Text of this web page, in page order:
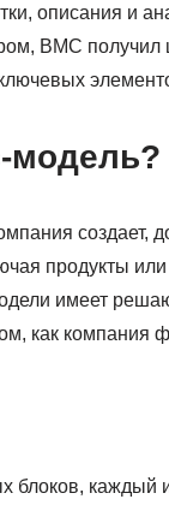
описания и
BMC получил
модель?
создает,
продукты
имеет
как компания
блоков,